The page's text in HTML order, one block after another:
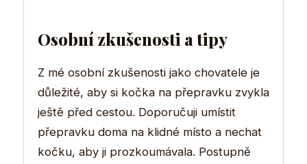
Osobní zkušenosti a tipy
Z mé osobní zkušenosti jako chovatele je
důležité, aby si kočka na přepravku zvykla
ještě před cestou. Doporučuji umístit
přepravku doma na klidné místo a nechat
kočku, aby ji prozkoumávala. Postupně